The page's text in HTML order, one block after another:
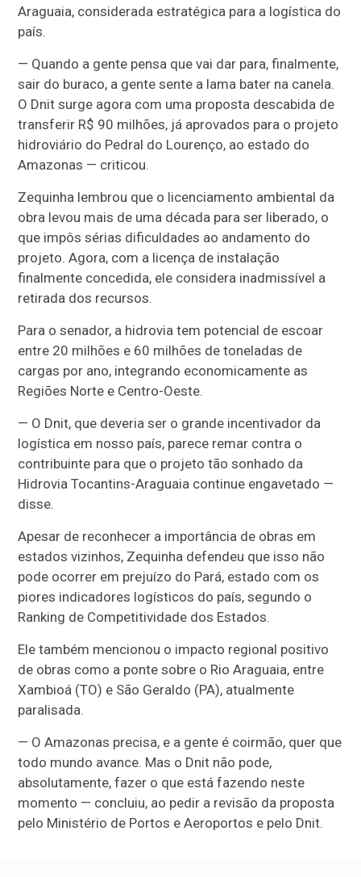
Araguaia, considerada estratégica para a logística do
país.
— Quando a gente pensa que vai dar para, finalmente,
sair do buraco, a gente sente a lama bater na canela.
O Dnit surge agora com uma proposta descabida de
transferir R$ 90 milhões, já aprovados para o projeto
hidroviário do Pedral do Lourenço, ao estado do
Amazonas — criticou.
Zequinha lembrou que o licenciamento ambiental da
obra levou mais de uma década para ser liberado, o
que impôs sérias dificuldades ao andamento do
projeto. Agora, com a licença de instalação
finalmente concedida, ele considera inadmissível a
retirada dos recursos.
Para o senador, a hidrovia tem potencial de escoar
entre 20 milhões e 60 milhões de toneladas de
cargas por ano, integrando economicamente as
Regiões Norte e Centro-Oeste.
— O Dnit, que deveria ser o grande incentivador da
logística em nosso país, parece remar contra o
contribuinte para que o projeto tão sonhado da
Hidrovia Tocantins-Araguaia continue engavetado —
disse.
Apesar de reconhecer a importância de obras em
estados vizinhos, Zequinha defendeu que isso não
pode ocorrer em prejuízo do Pará, estado com os
piores indicadores logísticos do país, segundo o
Ranking de Competitividade dos Estados.
Ele também mencionou o impacto regional positivo
de obras como a ponte sobre o Rio Araguaia, entre
Xambioá (TO) e São Geraldo (PA), atualmente
paralisada.
— O Amazonas precisa, e a gente é coirmão, quer que
todo mundo avance. Mas o Dnit não pode,
absolutamente, fazer o que está fazendo neste
momento — concluiu, ao pedir a revisão da proposta
pelo Ministério de Portos e Aeroportos e pelo Dnit.